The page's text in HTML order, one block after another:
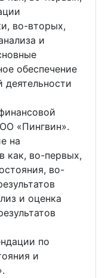
во-вторых,
и
обеспечение
деятельности
«Пингвин».
на
как, во-первых,
во-
и оценка
по
и